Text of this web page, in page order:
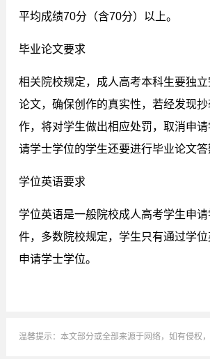
平均成绩70分（含70分）以上。
毕业论文要求
相关院校规定，成人高考本科生要独
论文，确保创作的真实性，若经发现抄
作，将对学生做出相应处罚，取消申
请学士学位的学生还要进行毕业论文答
学位英语要求
学位英语是一般院校成人高考学生申
件，多数院校规定，学生只有通过学
申请学士学位。
温馨提示：本文部分或全部来源于网络，如有侵权，